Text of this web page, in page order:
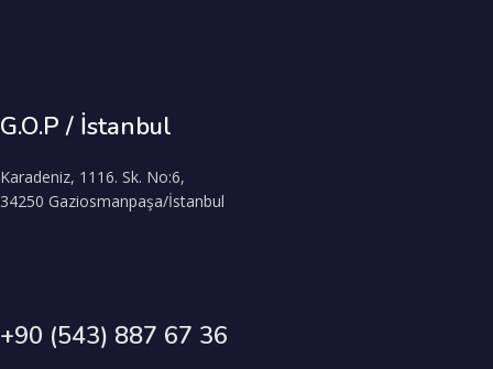
G.O.P / İstanbul
Karadeniz, 1116. Sk. No:6,
34250 Gaziosmanpaşa/İstanbul
+90 (543) 887 67 36